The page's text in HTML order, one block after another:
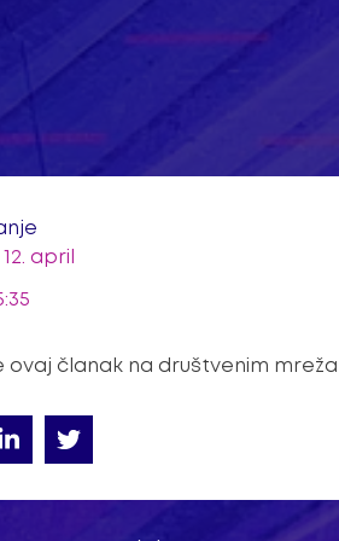
april
ovaj članak na društvenim